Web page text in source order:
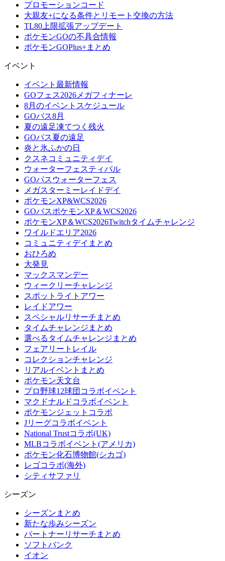
プロモーションコード
大親友+になる条件とリモート交換の方法
TL80上限拡張アップデート
ポケモンGOの不具合情報
ポケモンGOPlus+まとめ
イベント
イベント最新情報
GOフェス2026メガフィナーレ
8月のイベントスケジュール
GOパス8月
夏の遠足凍てつく残火
GOパス夏の遠足
炎と氷ふかの日
クスネコミュニティデイ
ウォーターフェスティバル
GOパスウォーターフェス
メガスターミーレイドデイ
ポケモンXP&WCS2026
GOパスポケモンXP＆WCS2026
ポケモンXP＆WCS2026Twitchタイムチャレンジ
ワイルドエリア2026
コミュニティデイまとめ
おひろめ
大発見
マックスマンデー
ウィークリーチャレンジ
スポットライトアワー
レイドアワー
スペシャルリサーチまとめ
タイムチャレンジまとめ
選べるタイムチャレンジまとめ
フェアリートレイル
コレクションチャレンジ
リアルイベントまとめ
ポケモン天文台
プロ野球12球団コラボイベント
マクドナルドコラボイベント
ポケモンジェットコラボ
Jリーグコラボイベント
National Trustコラボ(UK)
MLBコラボイベント(アメリカ)
ポケモン化石博物館(シカゴ)
レゴコラボ(海外)
シティサファリ
シーズン
シーズンまとめ
新たな歩みシーズン
パートナーリサーチまとめ
ソフトバンク
イオン